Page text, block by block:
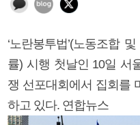
‘노란봉투법’(노동조합
률) 시행 첫날인 10일 서
쟁 선포대회에서 집회를
하고 있다. 연합뉴스